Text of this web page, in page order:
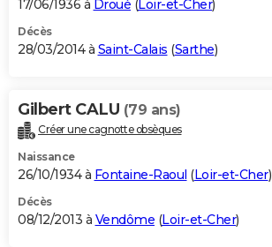
17/06/1936 à Droué (Loir-et-Cher)
Décès
28/03/2014 à Saint-Calais (Sarthe)
Gilbert CALU (79 ans)
Créer une cagnotte obsèques
Naissance
26/10/1934 à Fontaine-Raoul (Loir-et-Cher)
Décès
08/12/2013 à Vendôme (Loir-et-Cher)